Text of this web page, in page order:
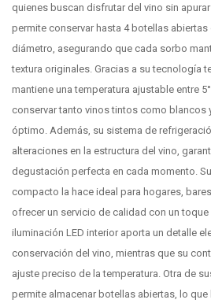
quienes buscan disfrutar del vino sin
permite conservar hasta 4 botellas
diámetro, asegurando que cada sorbo
textura originales. Gracias a su tecnología
mantiene una temperatura ajustable entre
conservar tanto vinos tintos como blancos
óptimo. Además, su sistema de
alteraciones en la estructura del vino,
degustación perfecta en cada momento.
compacto la hace ideal para hogares,
ofrecer un servicio de calidad con un
iluminación LED interior aporta un detalle
conservación del vino, mientras que su
ajuste preciso de la temperatura. Otra de
permite almacenar botellas abiertas, lo